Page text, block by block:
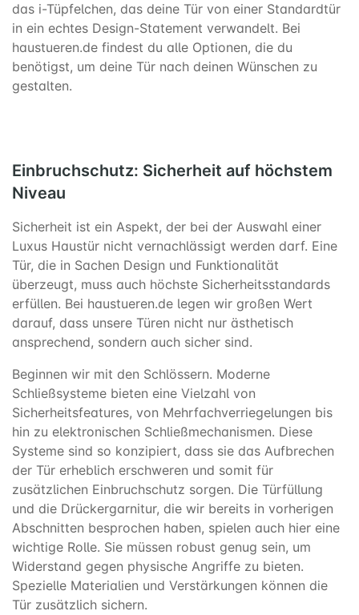
das i-Tüpfelchen, das deine Tür von einer Standardtür
in ein echtes Design-Statement verwandelt. Bei
haustueren.de findest du alle Optionen, die du
benötigst, um deine Tür nach deinen Wünschen zu
gestalten.
Einbruchschutz: Sicherheit auf höchstem
Niveau
Sicherheit ist ein Aspekt, der bei der Auswahl einer
Luxus Haustür nicht vernachlässigt werden darf. Eine
Tür, die in Sachen Design und Funktionalität
überzeugt, muss auch höchste Sicherheitsstandards
erfüllen. Bei haustueren.de legen wir großen Wert
darauf, dass unsere Türen nicht nur ästhetisch
ansprechend, sondern auch sicher sind.
Beginnen wir mit den Schlössern. Moderne
Schließsysteme bieten eine Vielzahl von
Sicherheitsfeatures, von Mehrfachverriegelungen bis
hin zu elektronischen Schließmechanismen. Diese
Systeme sind so konzipiert, dass sie das Aufbrechen
der Tür erheblich erschweren und somit für
zusätzlichen Einbruchschutz sorgen. Die Türfüllung
und die Drückergarnitur, die wir bereits in vorherigen
Abschnitten besprochen haben, spielen auch hier eine
wichtige Rolle. Sie müssen robust genug sein, um
Widerstand gegen physische Angriffe zu bieten.
Spezielle Materialien und Verstärkungen können die
Tür zusätzlich sichern.